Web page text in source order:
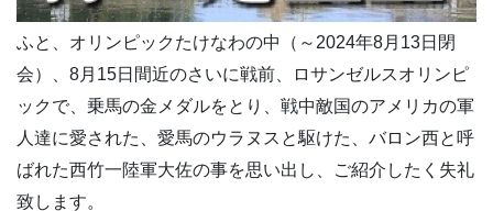
ふと、オリンピックたけなわの中（～2024年8月13日閉
会）、8月15日間近のさいに戦前、ロサンゼルスオリンピ
ックで、乗馬の金メダルをとり、戦中敵国のアメリカの軍
人達に愛された、愛馬のウラヌスと駆けた、バロン西と呼
ばれた西竹一陸軍大佐の事を思い出し、ご紹介したく失礼
致します。